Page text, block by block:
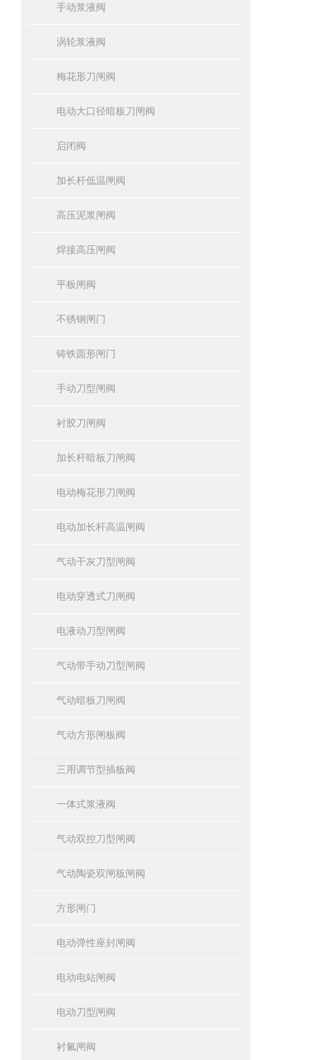
手动浆液阀
涡轮浆液阀
梅花形刀闸阀
电动大口径暗板刀闸阀
启闭阀
加长杆低温闸阀
高压泥浆闸阀
焊接高压闸阀
平板闸阀
不锈钢闸门
铸铁圆形闸门
手动刀型闸阀
衬胶刀闸阀
加长杆暗板刀闸阀
电动梅花形刀闸阀
电动加长杆高温闸阀
气动干灰刀型闸阀
电动穿透式刀闸阀
电液动刀型闸阀
气动带手动刀型闸阀
气动暗板刀闸阀
气动方形闸板阀
三用调节型插板阀
一体式浆液阀
气动双控刀型闸阀
气动陶瓷双闸板闸阀
方形闸门
电动弹性座封闸阀
电动电站闸阀
电动刀型闸阀
衬氟闸阀